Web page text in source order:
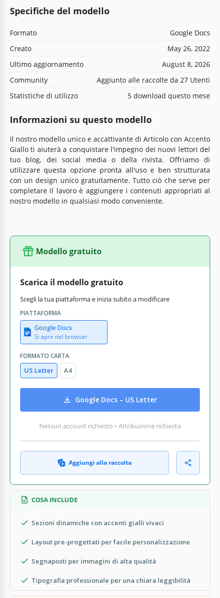
Specifiche del modello
Formato
Google Docs
Creato
May 26, 2022
Ultimo aggiornamento
August 8, 2026
Community
Aggiunto alle raccolte da 27 Utenti
Statistiche di utilizzo
5 download questo mese
Informazioni su questo modello
Il nostro modello unico e accattivante di Articolo con Accento
Giallo ti aiuterà a conquistare l'impegno dei nuovi lettori del
tuo blog, dei social media o della rivista. Offriamo di
utilizzare questa opzione pronta all'uso e ben strutturata
con un design unico gratuitamente. Tutto ciò che serve per
completare il lavoro è aggiungere i contenuti appropriati al
nostro modello in qualsiasi modo conveniente.
Modello gratuito
Scarica il modello gratuito
Scegli la tua piattaforma e inizia subito a modificare
PIATTAFORMA
Google Docs
Si apre nel browser
FORMATO CARTA
US Letter A4
Google Docs – US Letter
Nessun account richiesto • Attribuzione richiesta
Aggiungi alla raccolta
COSA INCLUDE
Sezioni dinamiche con accenti gialli vivaci
Layout pre-progettati per facile personalizzazione
Segnaposti per immagini di alta qualità
Tipografia professionale per una chiara leggibilità